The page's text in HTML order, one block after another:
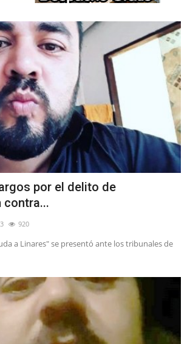
por el delito de
contra...
920
a Linares" se presentó ante los tribunales de